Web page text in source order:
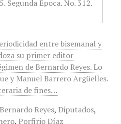
entre bisemanal y
su primer editor
de Bernardo Reyes. Lo
y Manuel Barrero Argüelles.
de fines…
Bernardo Reyes, Diputados,
, Porfirio Díaz